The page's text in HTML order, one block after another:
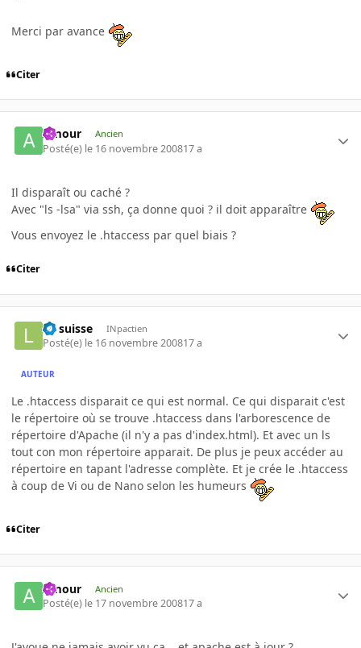
Merci par avance
Citer
Amour Ancien
Posté(e) le 16 novembre 200817 a
Il disparaît ou caché ?
Avec "ls -lsa" via ssh, ça donne quoi ? il doit apparaître
Vous envoyez le .htaccess par quel biais ?
Citer
Le suisse INpactien
Posté(e) le 16 novembre 200817 a
AUTEUR
Le .htaccess disparait ce qui est normal. Ce qui disparait c'est
le répertoire où se trouve .htaccess dans l'arborescence de
répertoire d'Apache (il n'y a pas d'index.html). Et avec un ls
tout con mon répertoire apparait. De plus je peux accéder au
répertoire en tapant l'adresse complète. Et je crée le .htaccess
à coup de Vi ou de Nano selon les humeurs
Citer
Amour Ancien
Posté(e) le 17 novembre 200817 a